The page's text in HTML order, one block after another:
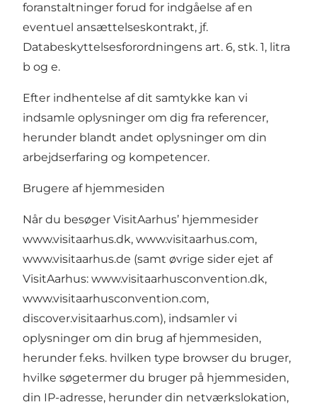
foranstaltninger forud for indgåelse af en
eventuel ansættelseskontrakt, jf.
Databeskyttelsesforordningens art. 6, stk. 1, litra
b og e.
Efter indhentelse af dit samtykke kan vi
indsamle oplysninger om dig fra referencer,
herunder blandt andet oplysninger om din
arbejdserfaring og kompetencer.
Brugere af hjemmesiden
Når du besøger VisitAarhus’ hjemmesider
www.visitaarhus.dk, www.visitaarhus.com,
www.visitaarhus.de (samt øvrige sider ejet af
VisitAarhus: www.visitaarhusconvention.dk,
www.visitaarhusconvention.com,
discover.visitaarhus.com), indsamler vi
oplysninger om din brug af hjemmesiden,
herunder f.eks. hvilken type browser du bruger,
hvilke søgetermer du bruger på hjemmesiden,
din IP-adresse, herunder din netværkslokation,